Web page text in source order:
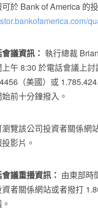
於 Bank of America 的
議資訊： 執行總裁
午 8:30 於電話會議上
（美國）或
前十分鐘撥入。
覽該公司投資者關係網
影片。
議重播資訊： 由東部時
者關係網站或者撥打